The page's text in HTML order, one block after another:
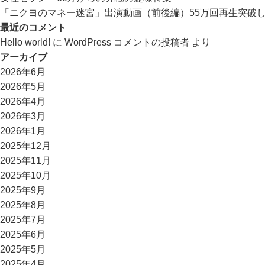
「ニクヨのマネー迷宮」出演動画（前後編）55万回再生突破
最近のコメント
Hello world! に WordPress コメントの投稿者 より
アーカイブ
2026年6月
2026年5月
2026年4月
2026年3月
2026年1月
2025年12月
2025年11月
2025年10月
2025年9月
2025年8月
2025年7月
2025年6月
2025年5月